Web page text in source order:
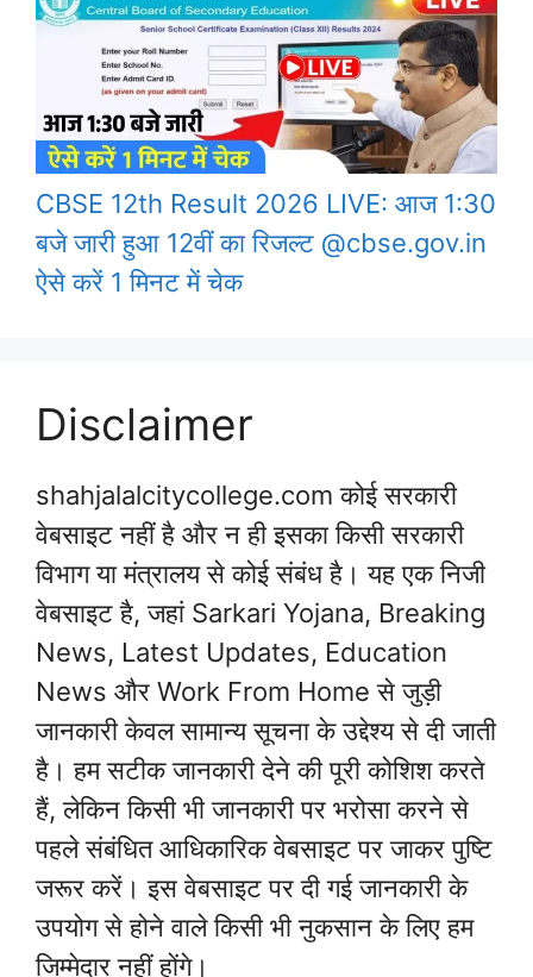
CBSE 12th Result 2026 LIVE: आज 1:30
बजे जारी हुआ 12वीं का रिजल्ट @cbse.gov.in
ऐसे करें 1 मिनट में चेक
Disclaimer
shahjalalcitycollege.com कोई सरकारी
वेबसाइट नहीं है और न ही इसका किसी सरकारी
विभाग या मंत्रालय से कोई संबंध है। यह एक निजी
वेबसाइट है, जहां Sarkari Yojana, Breaking
News, Latest Updates, Education
News और Work From Home से जुड़ी
जानकारी केवल सामान्य सूचना के उद्देश्य से दी जाती
है। हम सटीक जानकारी देने की पूरी कोशिश करते
हैं, लेकिन किसी भी जानकारी पर भरोसा करने से
पहले संबंधित आधिकारिक वेबसाइट पर जाकर पुष्टि
जरूर करें। इस वेबसाइट पर दी गई जानकारी के
उपयोग से होने वाले किसी भी नुकसान के लिए हम
जिम्मेदार नहीं होंगे।